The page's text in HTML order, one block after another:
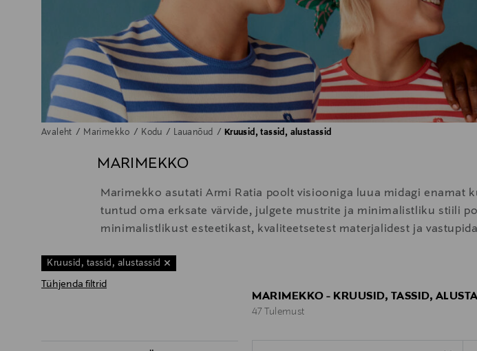
Avaleht Marimekko Kodu Lauanõud Kruusid, tassid, alustassid
MARIMEKKO
Marimekko asutati Armi Ratia poolt visiooniga luua midagi enamat
tuntud oma erksate värvide, julgete mustrite ja minimalistliku stiili
minimalistlikust esteetikast, kvaliteetsetest materjalidest ja
Kruusid, tassid, alustassid
Tühjenda filtrid
MARIMEKKO - KRUUSID, TASSID,
47 Tulemust